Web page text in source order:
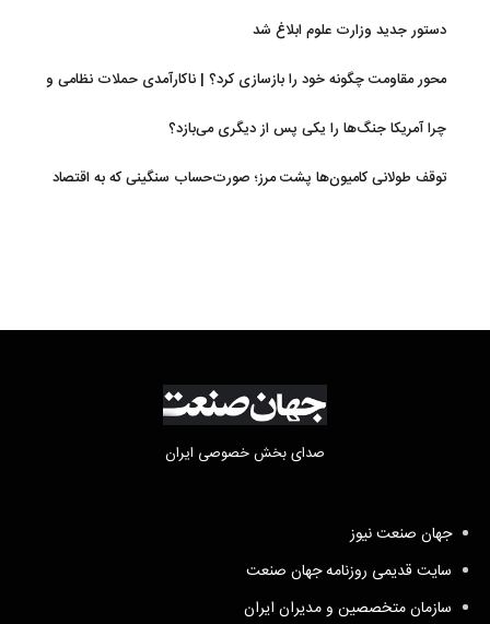
دستور جدید وزارت علوم ابلاغ شد
محور مقاومت چگونه خود را بازسازی کرد؟ | ناکارآمدی حملات نظامی و
چرا آمریکا جنگ‌ها را یکی پس از دیگری می‌بازد؟
توقف طولانی کامیون‌ها پشت مرز؛ صورت‌حساب سنگینی که به اقتصاد
صدای بخش خصوصی ایران
جهان صنعت نیوز
سایت قدیمی روزنامه جهان صنعت
سازمان متخصصین و مدیران ایران